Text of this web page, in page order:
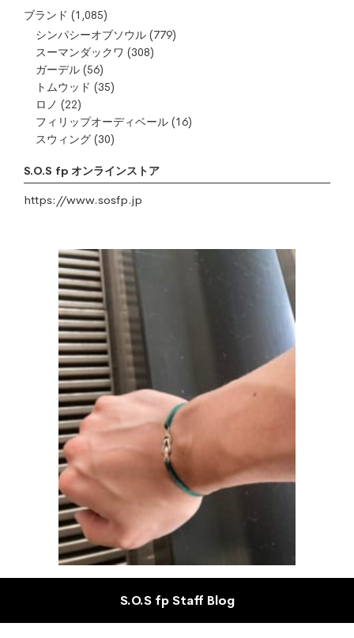
ブランド (1,085)
シンパシーオブソウル (779)
スーマンダックワ (308)
ガーデル (56)
トムウッド (35)
ロノ (22)
フィリップオーディベール (16)
スウィング (30)
S.O.S fp オンラインストア
https://www.sosfp.jp
S.O.S fp Staff Blog